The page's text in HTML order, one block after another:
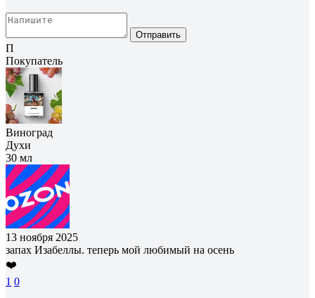
Отправить
П
Покупатель
Виноград
Духи
30 мл
13 ноября 2025
запах Изабеллы. теперь мой любимый на осень
❤️
1 0